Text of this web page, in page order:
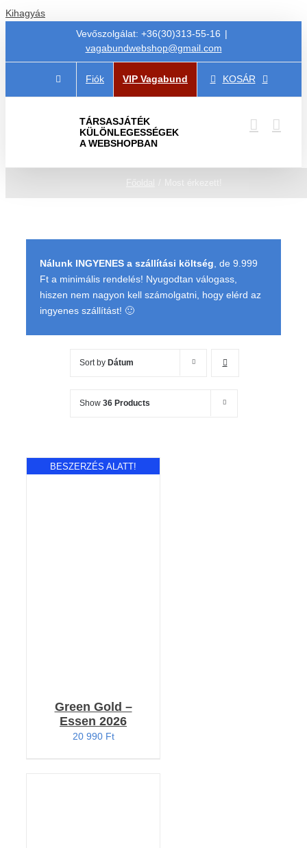
Kihagyás
Vevőszolgálat: +36(30)313-55-16 |
vagabundwebshop@gmail.com
Fiók VIP Vagabund KOSÁR
TÁRSASJÁTÉK
KÜLÖNLEGESSÉGEK
A WEBSHOPBAN
Főoldal Most érkezett!
Nálunk INGYENES a szállítási költség , de 9.999
Ft a minimális rendelés! Nyugodtan válogass,
hiszen nem nagyon kell számolgatni, hogy elérd az
ingyenes szállítást! 🙂
Sort by Dátum
Show 36 Products
BESZERZÉS ALATT!
Green Gold –
Essen 2026
20 990 Ft